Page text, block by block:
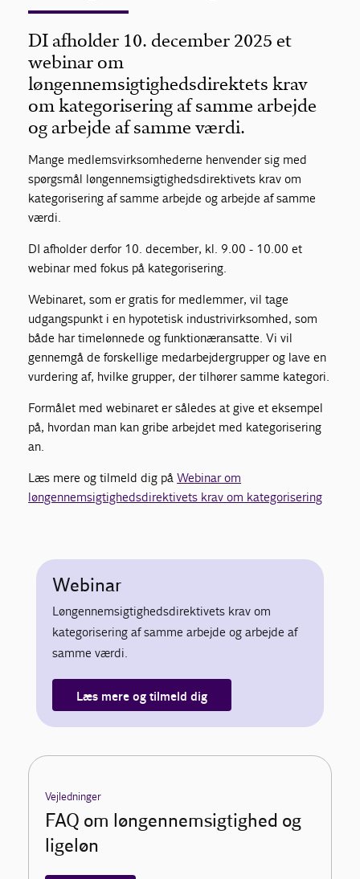
DI afholder 10. december 2025 et
webinar om
løngennemsigtighedsdirektets krav
om kategorisering af samme arbejde
og arbejde af samme værdi.
Mange medlemsvirksomhederne henvender sig med
spørgsmål løngennemsigtighedsdirektivets krav om
kategorisering af samme arbejde og arbejde af samme
værdi.
DI afholder derfor 10. december, kl. 9.00 - 10.00 et
webinar med fokus på kategorisering.
Webinaret, som er gratis for medlemmer, vil tage
udgangspunkt i en hypotetisk industrivirksomhed, som
både har timelønnede og funktionæransatte. Vi vil
gennemgå de forskellige medarbejdergrupper og lave en
vurdering af, hvilke grupper, der tilhører samme kategori.
Formålet med webinaret er således at give et eksempel
på, hvordan man kan gribe arbejdet med kategorisering
an.
Læs mere og tilmeld dig påWebinar om
løngennemsigtighedsdirektivets krav om kategorisering
Webinar
Løngennemsigtighedsdirektivets krav om
kategorisering af samme arbejde og arbejde af
samme værdi.
Læs mere og tilmeld dig
Vejledninger
FAQ om løngennemsigtighed og
ligeløn